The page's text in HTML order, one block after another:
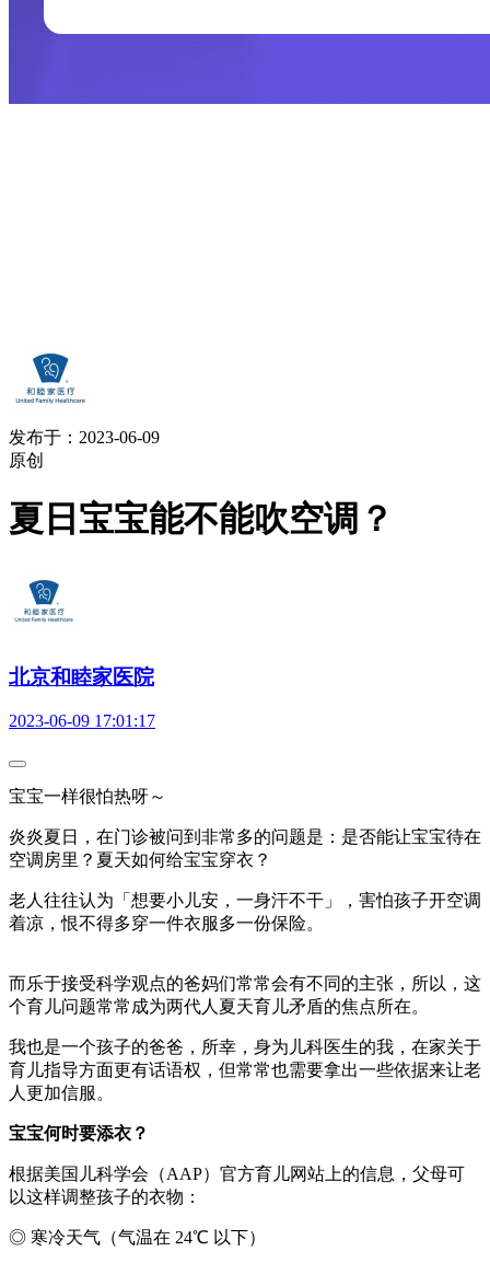
发布于：2023-06-09
原创
夏日宝宝能不能吹空调？
北京和睦家医院
2023-06-09 17:01:17
宝宝一样很怕热呀～
炎炎夏日，在门诊被问到非常多的问题是：是否能让宝宝待在
空调房里？夏天如何给宝宝穿衣？
老人往往认为「想要小儿安，一身汗不干」，害怕孩子开空调
着凉，恨不得多穿一件衣服多一份保险。
而乐于接受科学观点的爸妈们常常会有不同的主张，所以，这
个育儿问题常常成为两代人夏天育儿矛盾的焦点所在。
我也是一个孩子的爸爸，所幸，身为儿科医生的我，在家关于
育儿指导方面更有话语权，但常常也需要拿出一些依据来让老
人更加信服。
宝宝何时要添衣？
根据美国儿科学会（AAP）官方育儿网站上的信息，父母可
以这样调整孩子的衣物：
◎ 寒冷天气（气温在 24℃ 以下）